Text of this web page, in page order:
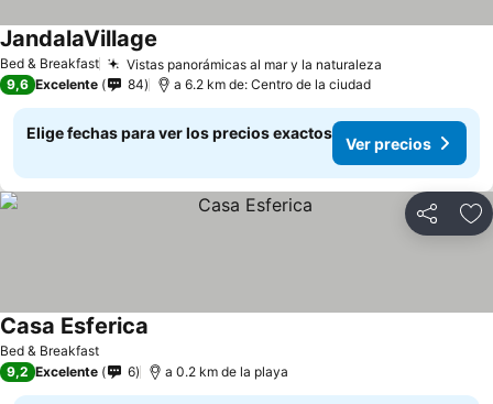
Bed & Breakfast Vistas panorámicas al mar y la naturaleza
JandalaVillage
9,6 Excelente 84 a 6.2 km de: Centro de la ciudad
Elige fechas para ver los precios exactos
Ver precios
Compartir
Bed & Breakfast
Casa Esferica
9,2 Excelente 6 a 0.2 km de la playa